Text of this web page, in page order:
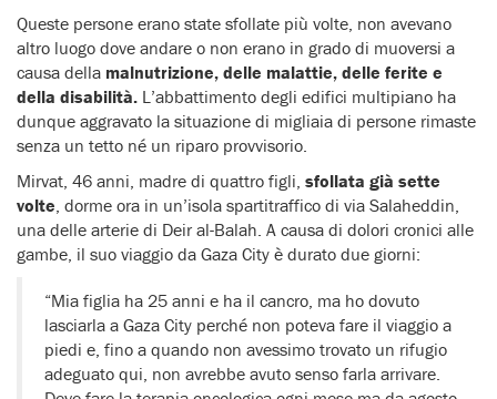
Queste persone erano state sfollate più volte, non avevano
altro luogo dove andare o non erano in grado di muoversi a
causa della malnutrizione, delle malattie, delle ferite e
della disabilità. L’abbattimento degli edifici multipiano ha
dunque aggravato la situazione di migliaia di persone rimaste
senza un tetto né un riparo provvisorio.
Mirvat, 46 anni, madre di quattro figli, sfollata già sette
volte , dorme ora in un’isola spartitraffico di via Salaheddin,
una delle arterie di Deir al-Balah. A causa di dolori cronici alle
gambe, il suo viaggio da Gaza City è durato due giorni:
“Mia figlia ha 25 anni e ha il cancro, ma ho dovuto
lasciarla a Gaza City perché non poteva fare il viaggio a
piedi e, fino a quando non avessimo trovato un rifugio
adeguato qui, non avrebbe avuto senso farla arrivare.